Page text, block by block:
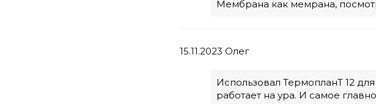
Мембрана как мемрана,
15.11.2023 Олег
Использовал ТермопланT 12
работает на ура. И самое